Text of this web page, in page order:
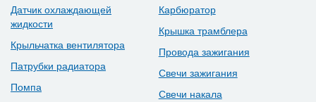
Датчик охлаждающей
жидкости
Крыльчатка вентилятора
Патрубки радиатора
Помпа
Карбюратор
Крышка трамблера
Провода зажигания
Свечи зажигания
Свечи накала